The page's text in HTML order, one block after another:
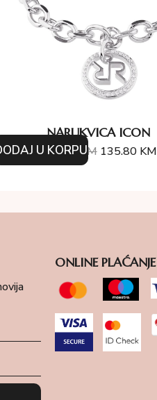
NARUKVICA ICON
194.00KM 135.80 KM
U KORPU
ONLINE PLAĆANJE